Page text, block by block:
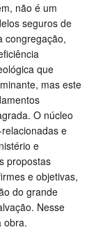
não é um
seguros de
congregação,
que
mas este
O núcleo
e
e
propostas
e objetivas,
do grande
Nesse
obra.